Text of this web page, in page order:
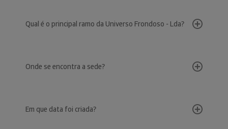
Qual é o principal ramo da Universo Frondoso - Lda?
Onde se encontra a sede?
Em que data foi criada?